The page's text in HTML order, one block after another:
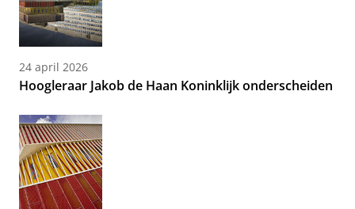
24 april 2026
Hoogleraar Jakob de Haan Koninklijk onderscheiden